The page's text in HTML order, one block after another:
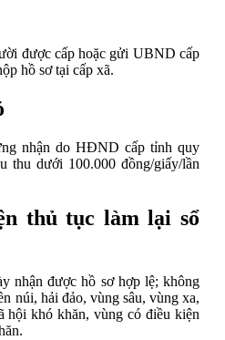
được cấp hoặc gửi UBND cấp
hồ sơ tại cấp xã.
nhận do HĐND cấp tỉnh quy
thu dưới 100.000 đồng/giấy/lần
thủ tục làm lại sổ
nhận được hồ sơ hợp lệ; không
núi, hải đảo, vùng sâu, vùng xa,
hội khó khăn, vùng có điều kiện